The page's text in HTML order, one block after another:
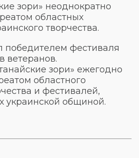
зори» неоднократно
областных
творчества.
победителем фестиваля
ветеранов.
зори» ежегодно
областного
и фестивалей,
украинской общиной.